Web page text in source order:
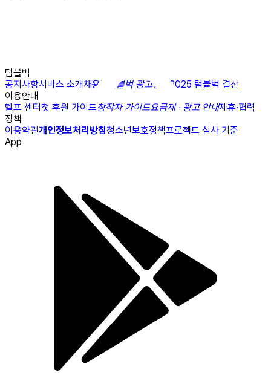
텀블벅
공지사항서비스 소개채용N 텀블벅 광고센터
2025 텀블벅 결산
이용안내
헬프 센터첫 후원 가이드창작자 가이드요금제 · 광고 안내제휴·협력
정책
이용약관개인정보처리방침청소년보호정책프로젝트 심사 기준
App